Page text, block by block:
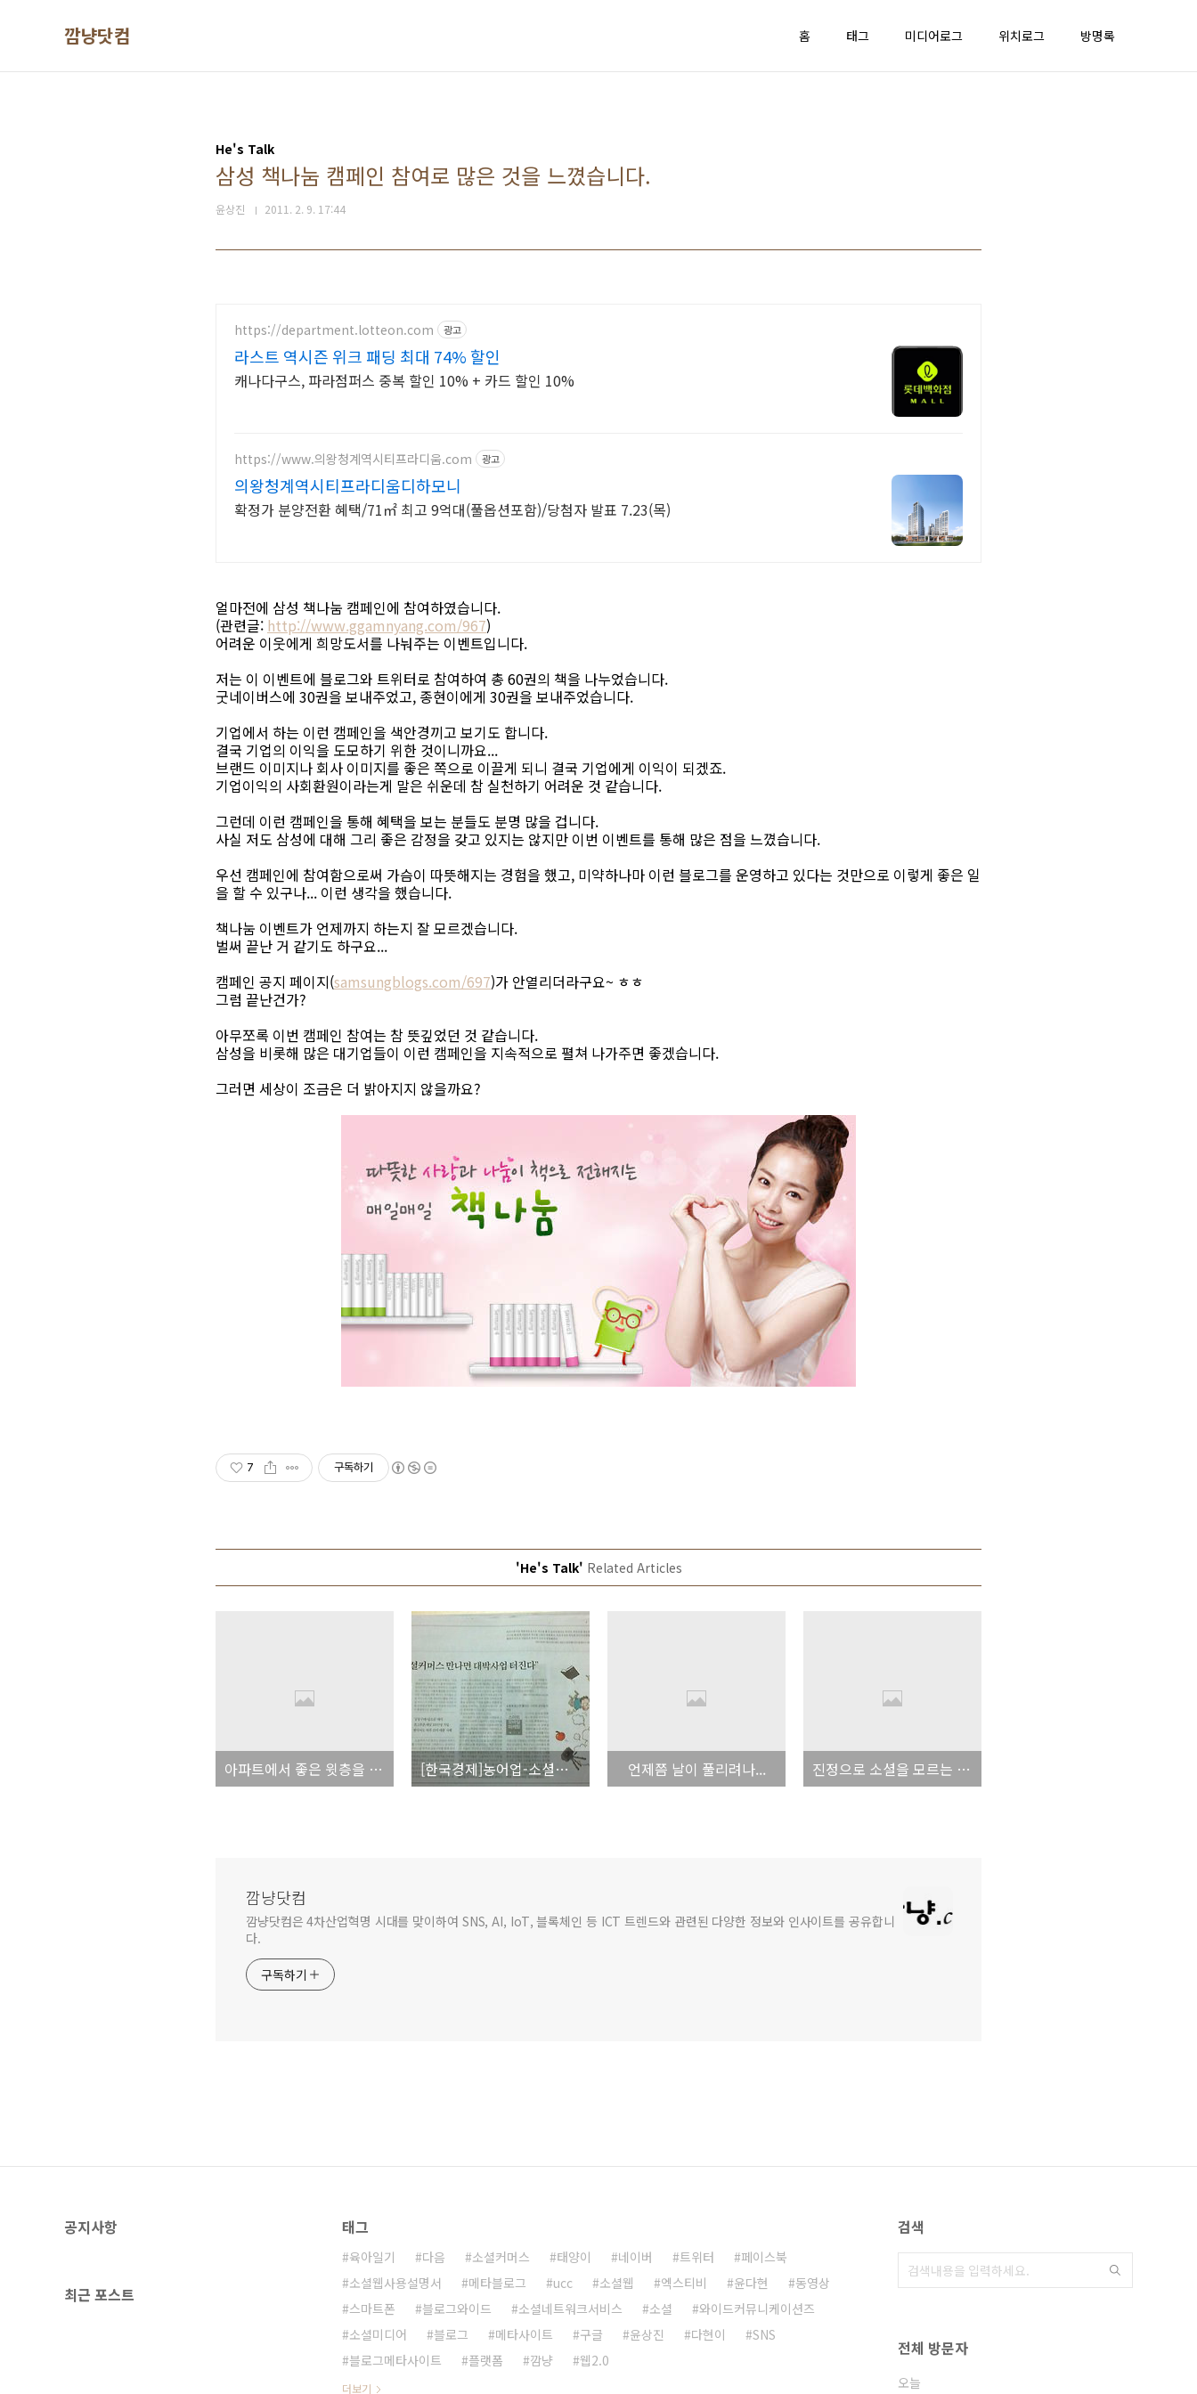
깜냥닷컴 홈 태그 미디어로그 위치로그 방명록
He's Talk
삼성 책나눔 캠페인 참여로 많은 것을 느꼈습니다.
윤상진 2011. 2. 9. 17:44
https://department.lotteon.com 광고
라스트 역시즌 위크 패딩 최대 74% 할인
캐나다구스, 파라점퍼스 중복 할인 10% + 카드 할인 10%
https://www.의왕청계역시티프라디움.com 광고
의왕청계역시티프라디움디하모니
확정가 분양전환 혜택/71㎡ 최고 9억대(풀옵션포함)/당첨자 발표 7.23(목)
얼마전에 삼성 책나눔 캠페인에 참여하였습니다.
(관련글: http://www.ggamnyang.com/967)
어려운 이웃에게 희망도서를 나눠주는 이벤트입니다.
저는 이 이벤트에 블로그와 트위터로 참여하여 총 60권의 책을 나누었습니다.
굿네이버스에 30권을 보내주었고, 종현이에게 30권을 보내주었습니다.
기업에서 하는 이런 캠페인을 색안경끼고 보기도 합니다.
결국 기업의 이익을 도모하기 위한 것이니까요...
브랜드 이미지나 회사 이미지를 좋은 쪽으로 이끌게 되니 결국 기업에게 이익이 되겠죠.
기업이익의 사회환원이라는게 말은 쉬운데 참 실천하기 어려운 것 같습니다.
그런데 이런 캠페인을 통해 혜택을 보는 분들도 분명 많을 겁니다.
사실 저도 삼성에 대해 그리 좋은 감정을 갖고 있지는 않지만 이번 이벤트를 통해 많은 점을 느꼈습니다.
우선 캠페인에 참여함으로써 가슴이 따뜻해지는 경험을 했고, 미약하나마 이런 블로그를 운영하고 있다는 것만으로 이렇게 좋은 일
을 할 수 있구나... 이런 생각을 했습니다.
책나눔 이벤트가 언제까지 하는지 잘 모르겠습니다.
벌써 끝난 거 같기도 하구요...
캠페인 공지 페이지(samsungblogs.com/697)가 안열리더라구요~ ㅎㅎ
그럼 끝난건가?
아무쪼록 이번 캠페인 참여는 참 뜻깊었던 것 같습니다.
삼성을 비롯해 많은 대기업들이 이런 캠페인을 지속적으로 펼쳐 나가주면 좋겠습니다.
그러면 세상이 조금은 더 밝아지지 않을까요?
7 구독하기
'He's Talk' Related Articles
아파트에서 좋은 윗층을 만나는건 복불복? [한국경제]농어업-소셜커머스 만나면 대박사업 터진다 언제쯤 날이 풀리려나... 진정으로 소셜을 모르는 기업에게 소셜미디어 마케팅 책을 선물하고 싶다.
깜냥닷컴
깜냥닷컴은 4차산업혁명 시대를 맞이하여 SNS, AI, IoT, 블록체인 등 ICT 트렌드와 관련된 다양한 정보와 인사이트를 공유합니
다.
구독하기
공지사항
최근 포스트
태그
육아일기 다음 소셜커머스 태양이 네이버 트위터
페이스북
소셜웹사용설명서
메타블로그 ucc 소셜웹 엑스티비 윤다현
동영상
스마트폰
블로그와이드 소셜네트워크서비스 소셜
와이드커뮤니케이션즈
소셜미디어
블로그 메타사이트 구글 윤상진 다현이
SNS
블로그메타사이트
플랫폼 깜냥 웹2.0
더보기
검색
전체 방문자
오늘